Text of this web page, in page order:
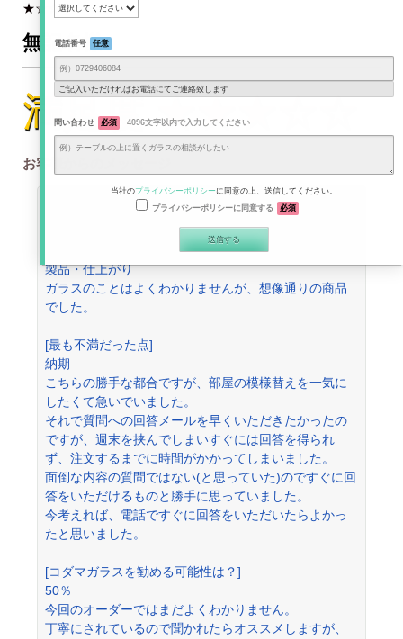
★☆☆
無記名様
満足度 ★★★☆☆
お客様からのメッセージ
ほかの方にコダマガラスを勧める可能性は？
製品・仕上がり
ガラスのことはよくわかりませんが、想像通りの商品
でした。
[最も不満だった点]
納期
こちらの勝手な都合ですが、部屋の模様替えを一気に
したくて急いでいました。
それで質問への回答メールを早くいただきたかったの
ですが、週末を挟んでしまいすぐには回答を得られ
ず、注文するまでに時間がかかってしまいました。
面倒な内容の質問ではない(と思っていた)のですぐに回
答をいただけるものと勝手に思っていました。
今考えれば、電話ですぐに回答をいただいたらよかっ
たと思いました。
[コダマガラスを勧める可能性は？]
50％
今回のオーダーではまだよくわかりません。
丁寧にされているので聞かれたらオススメしますが、
電話番号 任意
ご記入いただければお電話にてご連絡致します
問い合わせ 必須 4096文字以内で入力してください
当社のプライバシーポリシーに同意の上、送信してください。
プライバシーポリシーに同意する
必須